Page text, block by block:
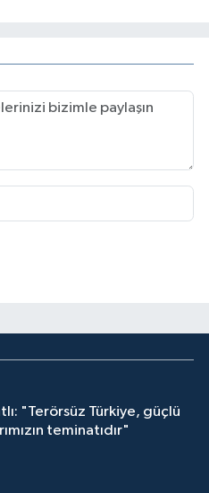
"Terörsüz Türkiye, güçlü
teminatıdır"